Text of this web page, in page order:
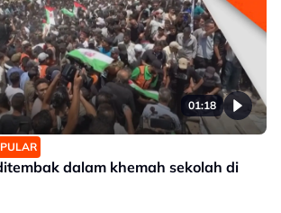
01:18
dalam khemah sekolah di